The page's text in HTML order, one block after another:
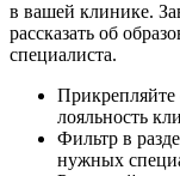
в вашей клинике.
рассказать об
специалиста.
лояльность
Фильтр в
нужных